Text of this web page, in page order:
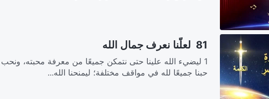
81 لعلَّنا نعرف جمال الله
1 ليضيء الله علينا حتى نتمكن جميعًا من معرفة محبته، ونحب
حبنا جميعًا لله في مواقف مختلفة؛ ليمنحنا الله...